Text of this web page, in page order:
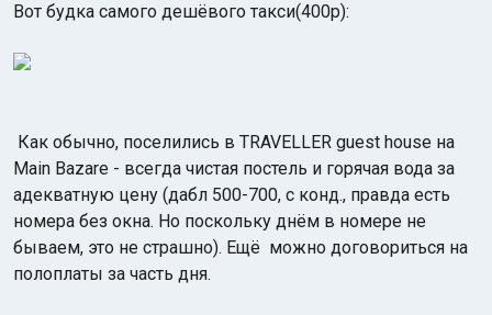
Вот будка самого дешёвого такси(400р):
Как обычно, поселились в TRAVELLER guest house на
Main Bazarе - всегда чистая постель и горячая вода за
адекватную цену (дабл 500-700, с конд., правда есть
номера без окна. Но поскольку днём в номере не
бываем, это не страшно). Ещё можно договориться на
полоплаты за часть дня.